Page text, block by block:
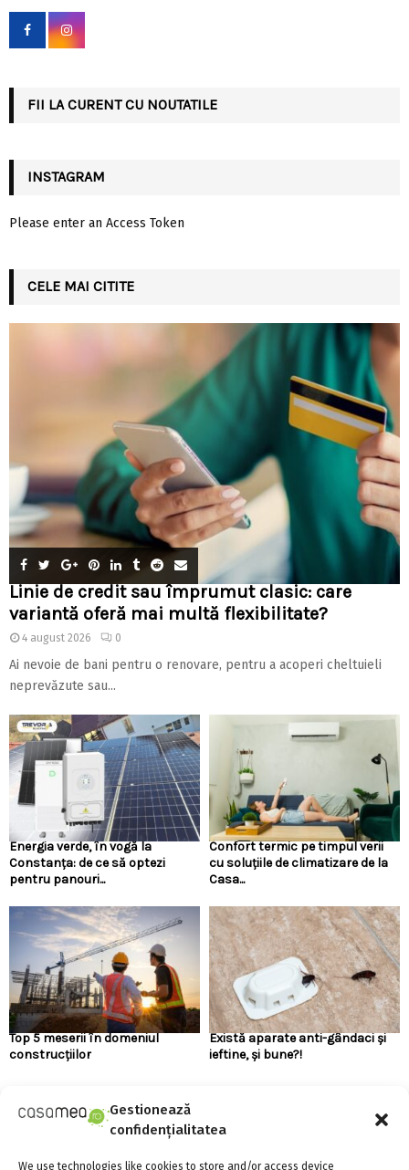
Gestionează
confidențialitatea
We use technologies like cookies to store and/or access device
f
r
FII LA CURENT CU NOUTATILE
INSTAGRAM
Please enter an Access Token
CELE MAI CITITE
Linie de credit sau împrumut clasic: care
variantă oferă mai multă flexibilitate?
4 august 2026 0
Ai nevoie de bani pentru o renovare, pentru a acoperi cheltuieli
neprevăzute sau...
Energia verde, în vogă la
Constanța: de ce să optezi
pentru panouri...
Confort termic pe timpul verii
cu soluțiile de climatizare de la
Casa...
Top 5 meserii în domeniul
construcțiilor
Există aparate anti-gândaci și
ieftine, și bune?!
URMARESTE-NE PE FACEBOOK